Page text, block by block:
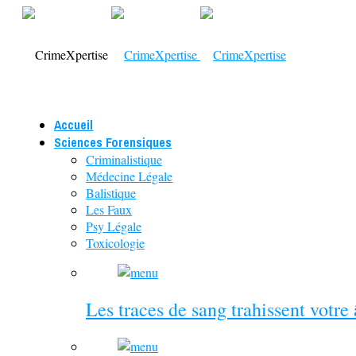
Accueil
Sciences Forensiques
Criminalistique
Médecine Légale
Balistique
Les Faux
Psy Légale
Toxicologie
Les traces de sang trahissent votre